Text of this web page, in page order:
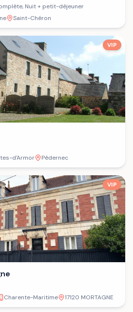
Nuit + petit-déjeuner
Saint-Chéron
VIP
d'Armor Pédernec
VIP
Charente-Maritime 17120 MORTAGNE